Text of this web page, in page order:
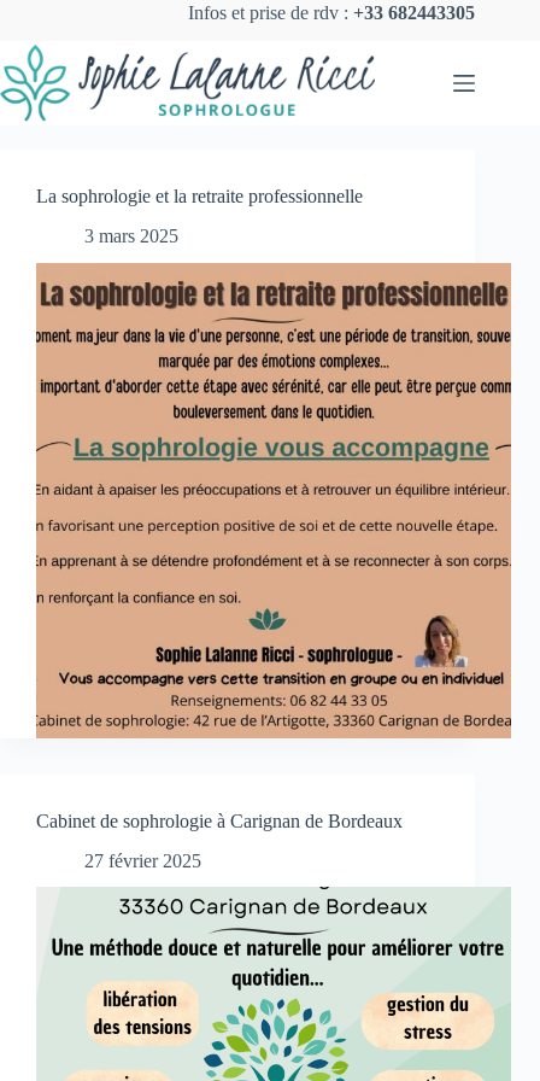
Infos et prise de rdv :+33 682443305
La sophrologie et la retraite professionnelle
3 mars 2025
Cabinet de sophrologie à Carignan de Bordeaux
27 février 2025